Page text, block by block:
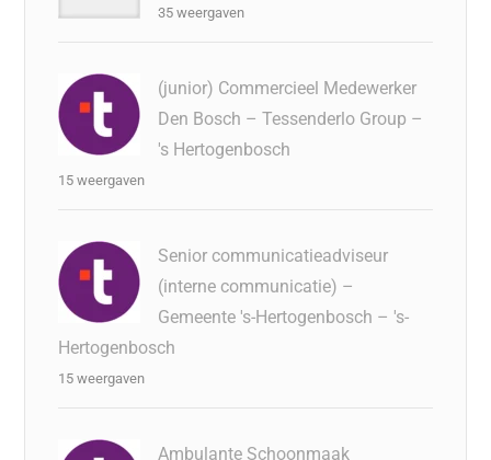
35 weergaven
(junior) Commercieel Medewerker
Den Bosch – Tessenderlo Group –
's Hertogenbosch
15 weergaven
Senior communicatieadviseur
(interne communicatie) –
Gemeente 's-Hertogenbosch – 's-
Hertogenbosch
15 weergaven
Ambulante Schoonmaak